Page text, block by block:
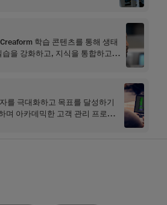
학습 콘텐츠를 통해 생태
을 강화하고, 지식을 통합하고,
를 극대화하고 목표를 달성하기
며 아카데믹한 고객 관리 프로그